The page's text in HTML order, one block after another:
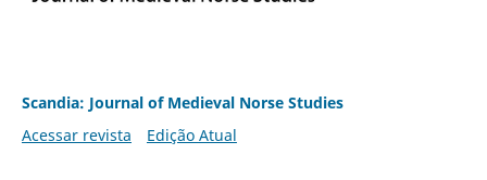
Scandia: Journal of Medieval Norse Studies
Acessar revista
Edição Atual